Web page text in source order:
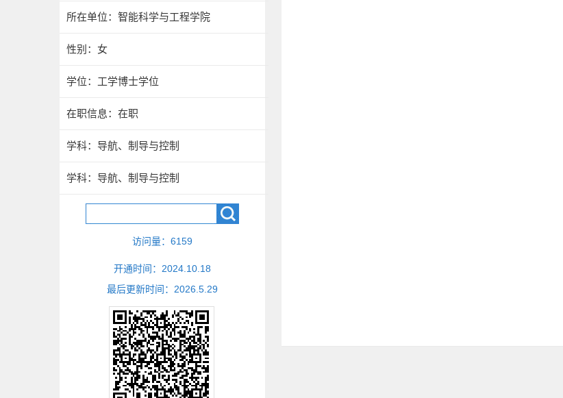
所在单位：智能科学与工程学院
性别：女
学位：工学博士学位
在职信息：在职
学科：导航、制导与控制
学科：导航、制导与控制
访问量： 6159
开通时间： 2024 10 18
最后更新时间： 2026 5 29